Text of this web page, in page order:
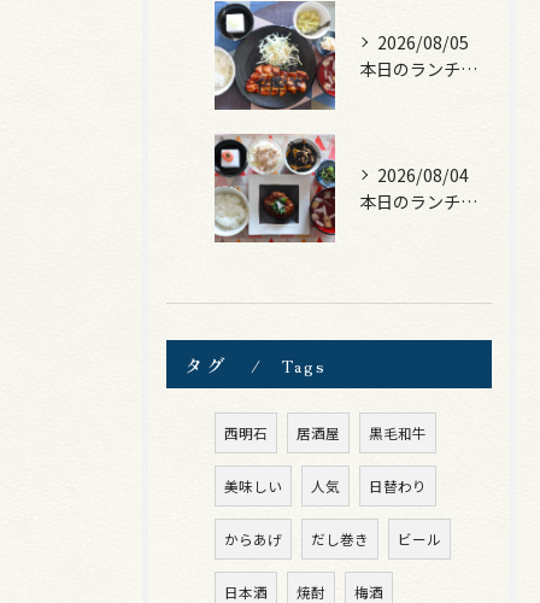
2026/08/05
本日のランチは、ロース豚カツ梅はさみ！
2026/08/04
本日のランチは、煮込みハンバーグ！
タグ Tags
西明石 居酒屋 黒毛和牛
美味しい 人気 日替わり
からあげ だし巻き ビール
日本酒 焼酎 梅酒